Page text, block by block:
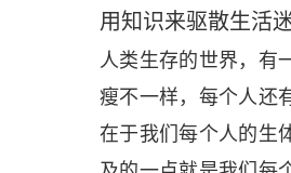
第十六章 维生素
第十七章 当心：可能
用知识来驱散生活
人类生存的世界，有
瘦不一样，每个人还
在于我们每个人的生